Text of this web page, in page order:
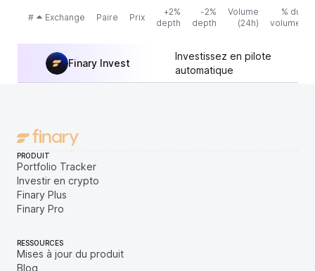
# Exchange Paire Prix
+2%
depth
-2%
depth
Volume
(24h)
% du
volume
Finary Invest
Investissez en pilote
automatique
PRODUIT
Portfolio Tracker
Investir en crypto
Finary Plus
Finary Pro
RESSOURCES
Mises à jour du produit
Blog